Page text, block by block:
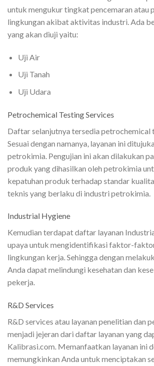
untuk mengukur tingkat pencemaran atau
lingkungan akibat aktivitas industri. Ada
yang akan diuji yaitu:
Uji Air
Uji Tanah
Uji Udara
Petrochemical Testing Services
Daftar selanjutnya tersedia petrochemical
Sesuai dengan namanya, layanan ini
petrokimia. Pengujian ini akan dilakukan
produk yang dihasilkan oleh petrokimia
kepatuhan produk terhadap standar
teknis yang berlaku di industri petrokimia.
Industrial Hygiene
Kemudian terdapat daftar layanan
upaya untuk mengidentifikasi faktor-
lingkungan kerja. Sehingga dengan
Anda dapat melindungi kesehatan dan
pekerja.
R&D Services
R&D services atau layanan penelitian dan
menjadi jejeran dari daftar layanan yang
Kalibrasi.com. Memanfaatkan layanan ini
memungkinkan Anda untuk menciptakan